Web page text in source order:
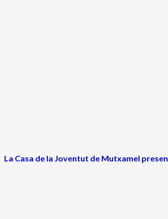
La Casa de la Joventut de Mutxamel